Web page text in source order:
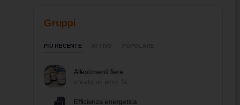
Gruppi
PIÙ RECENTE
Allestimenti fiere
Efficienza energetica